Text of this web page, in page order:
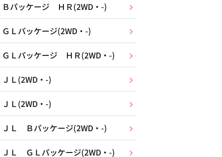
パッケージ ＨＲ(2WD・-)
パッケージ(2WD・-)
Ｌパッケージ ＨＲ(2WD・-)
Ｌ(2WD・-)
Ｌ(2WD・-)
Ｌ Ｂパッケージ(2WD・-)
Ｌ ＧＬパッケージ(2WD・-)